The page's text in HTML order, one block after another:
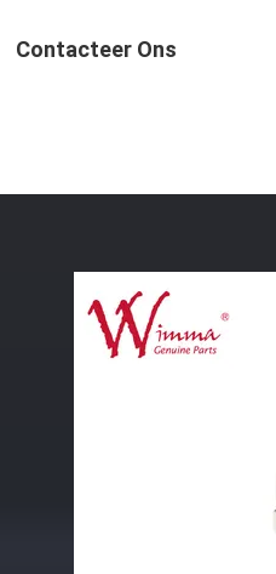
Contacteer Ons